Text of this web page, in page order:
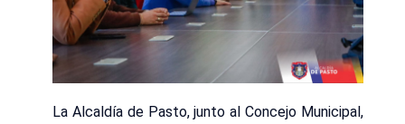
La Alcaldía de Pasto, junto al Concejo Municipal,